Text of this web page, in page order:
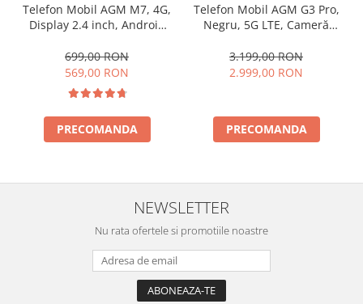
Telefon Mobil AGM M7, 4G,
Display 2.4 inch, Android
2500 mAh, Difuzor 3.5 W,
Dual SIM
699,00 RON
569,00 RON
PRECOMANDA
Telefon Mobil AGM G3 Pro,
Negru, 5G LTE, Cameră
120Hz, 24GB RAM (12GB +
12GB extensibil), 512GB
3.199,00 RON
2.999,00 RON
PRECOMANDA
NEWSLETTER
Nu rata ofertele si promotiile noastre